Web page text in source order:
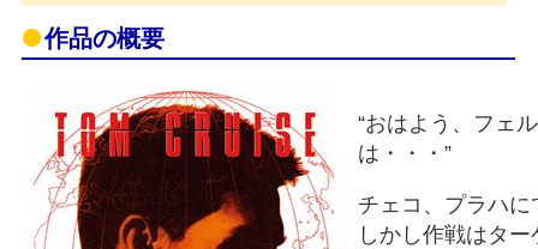
作品の概要
“おはよう、フェ
は・・・”
チェコ、プラハ
しかし作戦はタ